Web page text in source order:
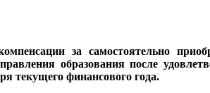
за самостоятельно
образования после
текущего финансового года.